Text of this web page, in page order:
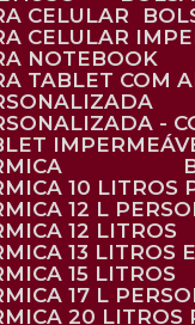
CELULAR
CELULAR
NOTEBOOK
TABLET COM
-
10
12 L
12 LITROS
13
15 LITROS
17 L
20